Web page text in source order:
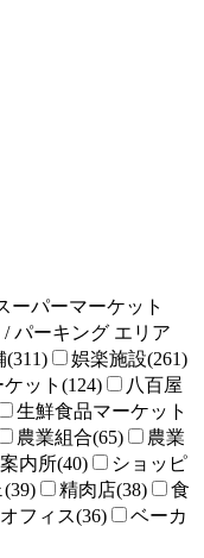
ーパーマーケット
パーキング エリア
(311)
娯楽施設(261)
ケット(124)
八百屋
生鮮食品マーケット
農業組合(65)
農業
内所(40)
ショッピ
(39) 精肉店(38)
食
フィス(36)
ベーカ